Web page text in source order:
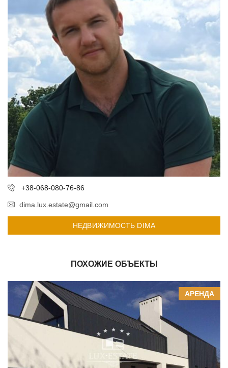
+38-068-080-76-86
dima.lux.estate@gmail.com
НЕДВИЖИМОСТЬ DIMA
ПОХОЖИЕ ОБЪЕКТЫ
АРЕНДА